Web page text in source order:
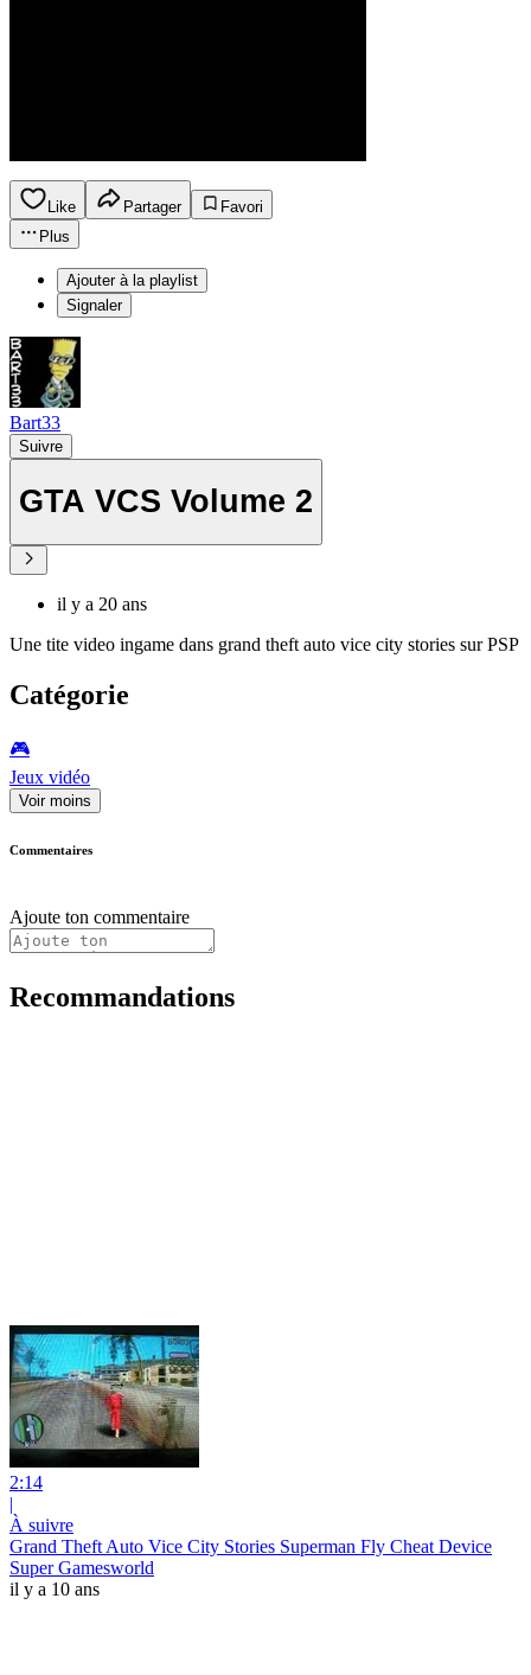
Like Partager
Favori
Plus
Ajouter à la playlist
Signaler
Bart33
Suivre
GTA VCS Volume 2
il y a 20 ans
Une tite video ingame dans grand theft auto vice city stories sur PSP
Catégorie
🎮️
Jeux vidéo
Voir moins
Commentaires
Ajoute ton commentaire
Recommandations
2:14
|
À suivre
Grand Theft Auto Vice City Stories Superman Fly Cheat Device
Super Gamesworld
il y a 10 ans